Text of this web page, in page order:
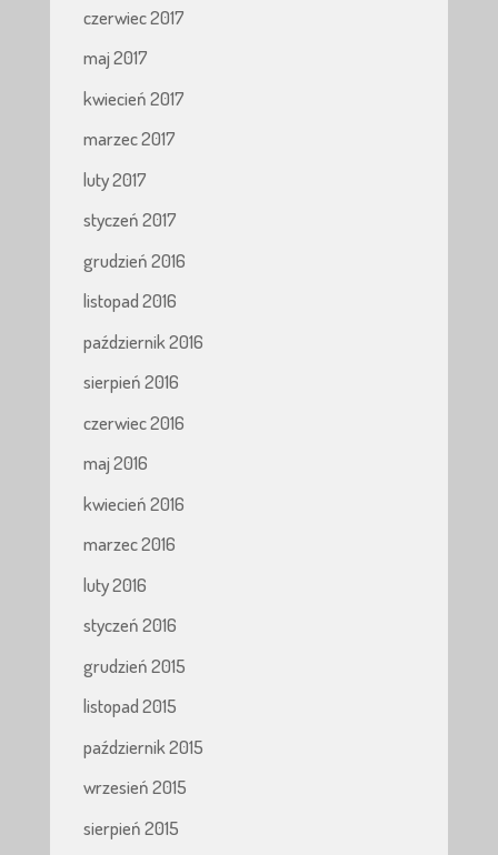
czerwiec 2017
maj 2017
kwiecień 2017
marzec 2017
luty 2017
styczeń 2017
grudzień 2016
listopad 2016
październik 2016
sierpień 2016
czerwiec 2016
maj 2016
kwiecień 2016
marzec 2016
luty 2016
styczeń 2016
grudzień 2015
listopad 2015
październik 2015
wrzesień 2015
sierpień 2015